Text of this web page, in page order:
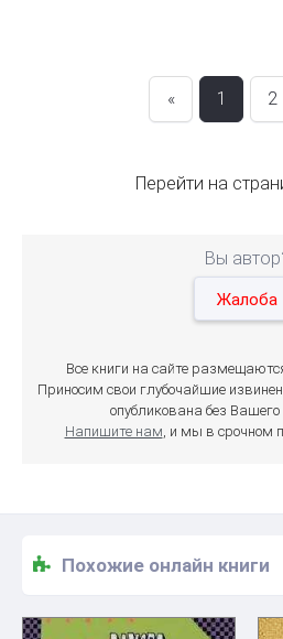
« 1 2
Перейти на
Вы
Жалоба
Все книги на сайте
Приносим свои глубочайшие
опубликована без Вашего
Напишите нам, и мы в срочном
Похожие онлайн книги